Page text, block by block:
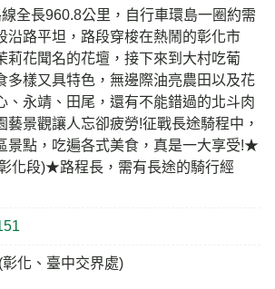
全長960.8公里，自行車環島一圈約需
沿路平坦，路段穿梭在熱鬧的彰化市
莉花聞名的花壇，接下來到大村吃葡
多樣又具特色，無邊際油亮農田以及花
、永靖、田尾，還有不能錯過的北斗肉
藝景觀讓人忘卻疲勞!征戰長途騎程中，
景點，吃遍各式美食，真是一大享受!★
化段)★路程長，需有長途的騎行經
化、臺中交界處)